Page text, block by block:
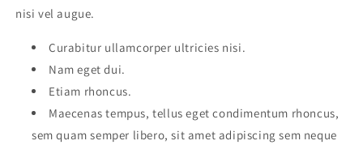
nisi vel augue.
Curabitur ullamcorper ultricies nisi.
Nam eget dui.
Etiam rhoncus.
Maecenas tempus, tellus eget condimentum rhoncus,
sem quam semper libero, sit amet adipiscing sem neque